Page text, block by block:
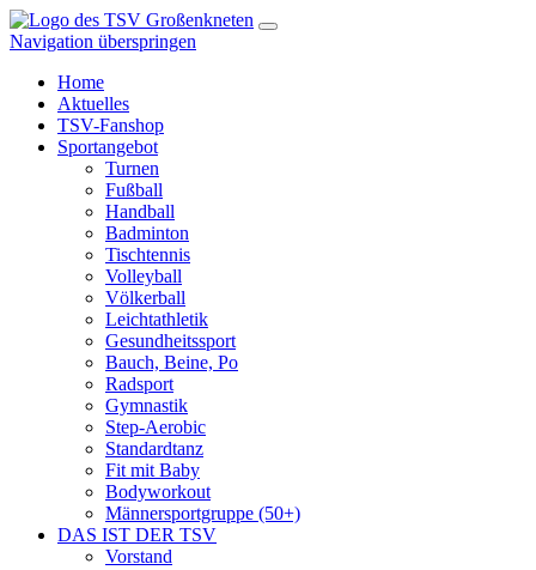
Navigation überspringen
Home
Aktuelles
TSV-Fanshop
Sportangebot
Turnen
Fußball
Handball
Badminton
Tischtennis
Volleyball
Völkerball
Leichtathletik
Gesundheitssport
Bauch, Beine, Po
Radsport
Gymnastik
Step-Aerobic
Standardtanz
Fit mit Baby
Bodyworkout
Männersportgruppe (50+)
DAS IST DER TSV
Vorstand